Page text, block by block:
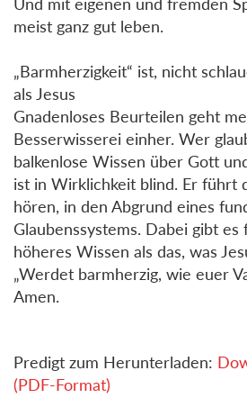
meist ganz gut leben.
„Barmherzigkeit“ ist, nicht
als Jesus
Gnadenloses Beurteilen geht
Besserwisserei einher. Wer
balkenlose Wissen über Gott
ist in Wirklichkeit blind. Er führt
hören, in den Abgrund eines
Glaubenssystems. Dabei gibt
höheres Wissen als das, was
„Werdet barmherzig, wie euer
Amen.
Predigt zum Herunterladen:
(PDF-Format)